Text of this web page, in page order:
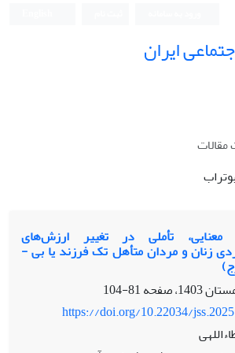
ایران
معنایی، تأملی در تغییر ارزش‌های
خانوادگی(مطالعه موردی زنان و مردان متأهل تک ­فرزند یا بی ­
81-104
https://doi.org/10.22034/